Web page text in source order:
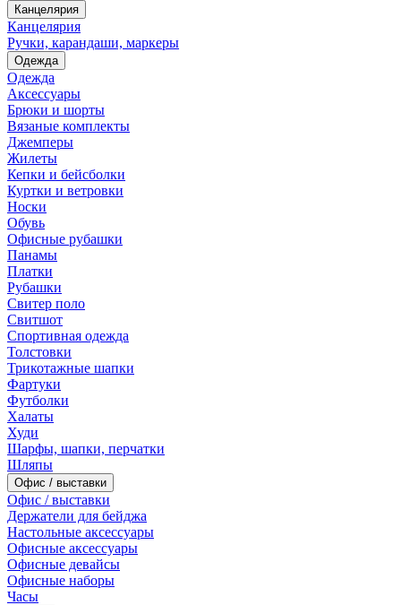
Канцелярия
Канцелярия
Ручки, карандаши, маркеры
Одежда
Одежда
Аксессуары
Брюки и шорты
Вязаные комплекты
Джемперы
Жилеты
Кепки и бейсболки
Куртки и ветровки
Носки
Обувь
Офисные рубашки
Панамы
Платки
Рубашки
Свитер поло
Свитшот
Спортивная одежда
Толстовки
Трикотажные шапки
Фартуки
Футболки
Халаты
Худи
Шарфы, шапки, перчатки
Шляпы
Офис / выставки
Офис / выставки
Держатели для бейджа
Настольные аксессуары
Офисные аксессуары
Офисные девайсы
Офисные наборы
Часы